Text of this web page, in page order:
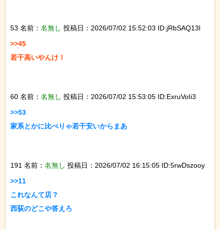
53 名前： 名無し 投稿日：2026/07/02 15:52:03 ID:jRbSAQ13l
>>45
若干高いやんけ！
60 名前： 名無し 投稿日：2026/07/02 15:53:05 ID:ExruVoIi3
>>53
家系とかに比べりゃ若干安いからまあ
191 名前： 名無し 投稿日：2026/07/02 16:15:05 ID:5rwDszooy
>>11
これなんて店？
西荻のどこや答えろ